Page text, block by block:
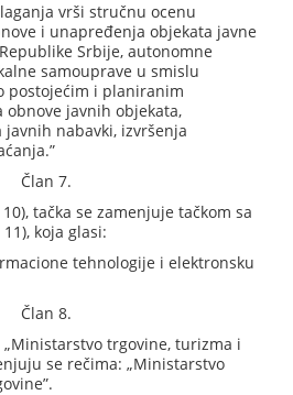
vrši stručnu ocenu
i unapređenja objekata javne
Srbije, autonomne
samouprave u smislu
postojećim i planiranim
javnih objekata,
nabavki, izvršenja
Član 7.
tačka se zamenjuje tačkom sa
koja glasi:
tehnologije i elektronsku
Član 8.
„Ministarstvo trgovine, turizma i
se rečima: „Ministarstvo